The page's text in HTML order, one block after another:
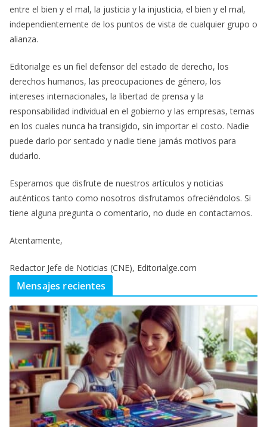
entre el bien y el mal, la justicia y la injusticia, el bien y el mal,
independientemente de los puntos de vista de cualquier grupo o
alianza.
Editorialge es un fiel defensor del estado de derecho, los
derechos humanos, las preocupaciones de género, los
intereses internacionales, la libertad de prensa y la
responsabilidad individual en el gobierno y las empresas, temas
en los cuales nunca ha transigido, sin importar el costo. Nadie
puede darlo por sentado y nadie tiene jamás motivos para
dudarlo.
Esperamos que disfrute de nuestros artículos y noticias
auténticos tanto como nosotros disfrutamos ofreciéndolos. Si
tiene alguna pregunta o comentario, no dude en contactarnos.
Atentamente,
Redactor Jefe de Noticias (CNE), Editorialge.com
Mensajes recientes